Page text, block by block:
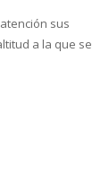
sus
a la que se